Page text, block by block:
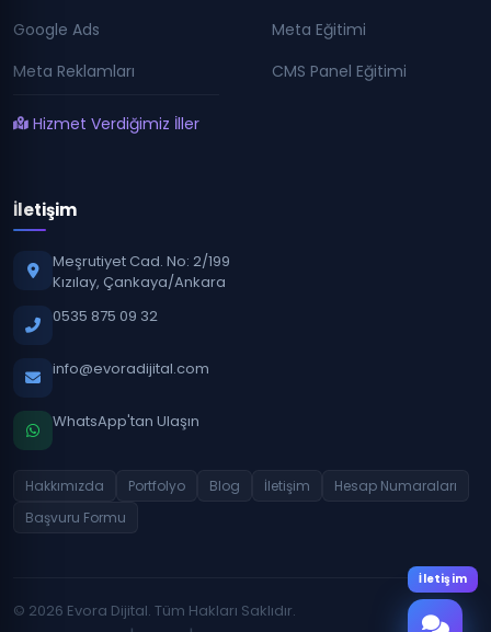
Google Ads
Meta Reklamları
Hizmet Verdiğimiz İller
Meta Eğitimi
CMS Panel Eğitimi
İletişim
Meşrutiyet Cad. No: 2/199
Kızılay, Çankaya/Ankara
0535 875 09 32
info@evoradijital.com
WhatsApp'tan Ulaşın
Hakkımızda Portfolyo Blog İletişim
Hesap Numaraları
Başvuru Formu
© 2026 Evora Dijital. Tüm Hakları Saklıdır.
İletişim